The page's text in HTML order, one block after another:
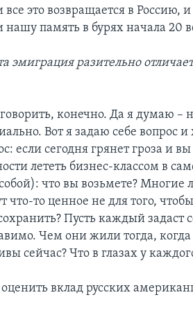
это возвращается в Россию,
нашу память в бурях начала 20
эмиграция разительно
конечно. Да я думаю –
Вот я задаю себе вопрос
если сегодня грянет гроза и
лететь бизнес-классом в
что вы возьмете? Многие
что-то ценное не для того,
Пусть каждый задаст
Чем они жили тогда,
сейчас? Что в глазах у
вклад русских